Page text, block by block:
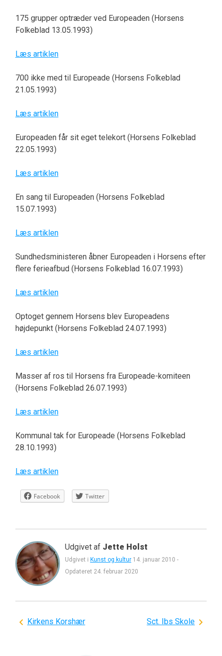
175 grupper optræder ved Europeaden (Horsens
Folkeblad 13.05.1993)
Læs artiklen
700 ikke med til Europeade (Horsens Folkeblad
21.05.1993)
Læs artiklen
Europeaden får sit eget telekort (Horsens Folkeblad
22.05.1993)
Læs artiklen
En sang til Europeaden (Horsens Folkeblad
15.07.1993)
Læs artiklen
Sundhedsministeren åbner Europeaden i Horsens efter
flere ferieafbud (Horsens Folkeblad 16.07.1993)
Læs artiklen
Optoget gennem Horsens blev Europeadens
højdepunkt (Horsens Folkeblad 24.07.1993)
Læs artiklen
Masser af ros til Horsens fra Europeade-komiteen
(Horsens Folkeblad 26.07.1993)
Læs artiklen
Kommunal tak for Europeade (Horsens Folkeblad
28.10.1993)
Læs artiklen
Facebook Twitter
Udgivet af Jette Holst
Udgivet i Kunst og kultur 14. januar 2010 -
Opdateret 24. februar 2020
Indlægsnavigation
Kirkens Korshær Sct. Ibs Skole